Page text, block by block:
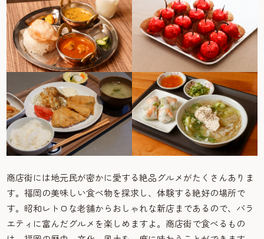
商店街には地元民が密かに愛する絶品グルメがたくさんありま
す。福岡の美味しい食べ物を探求し、体験する絶好の場所で
す。昭和レトロな老舗からおしゃれな新店まであるので、バラ
エティに富んだグルメを楽しめますよ。商店街で食べるもの